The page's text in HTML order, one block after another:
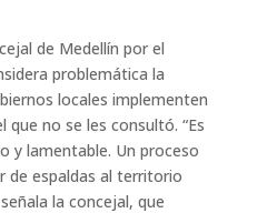
de Medellín por el
problemática la
locales implementen
que no se les consultó. “Es
y lamentable. Un proceso
de espaldas al territorio
la concejal, que